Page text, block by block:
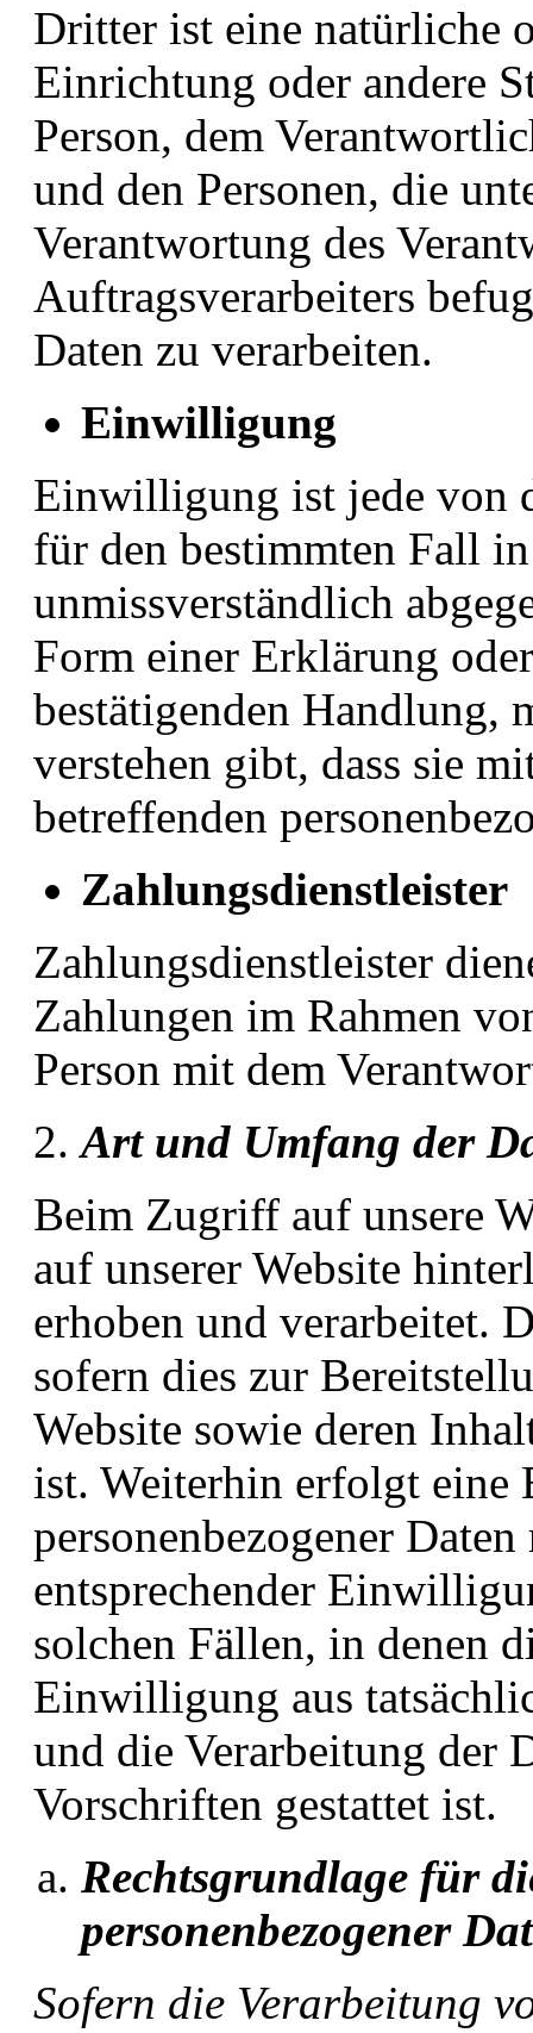
Dritter ist eine natürliche
Einrichtung oder andere
Person, dem
und den Personen, die
Verantwortung des
Auftragsverarbeiters
Daten zu verarbeiten.
Einwilligung
Einwilligung ist jede von
für den bestimmten Fall
unmissverständlich
Form einer Erklärung
bestätigenden Handlung,
verstehen gibt, dass sie
betreffenden
Zahlungsdienstleister
Zahlungsdienstleister
Zahlungen im Rahmen
Person mit dem
Art und Umfang der
Beim Zugriff auf unsere
auf unserer Website
erhoben und verarbeitet.
sofern dies zur
Website sowie deren
ist. Weiterhin erfolgt eine
personenbezogener
entsprechender
solchen Fällen, in denen
Einwilligung aus
und die Verarbeitung der
Vorschriften gestattet ist.
Rechtsgrundlage für
personenbezogener
Sofern die Verarbeitung